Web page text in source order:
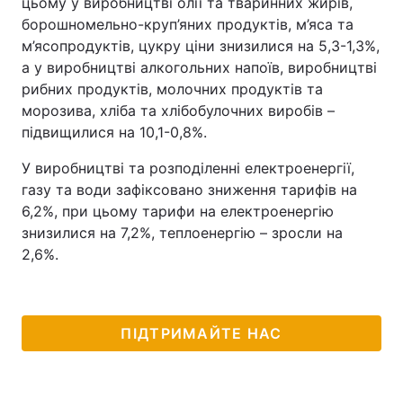
борошномельно-круп’яних продуктів, м’яса та
м’ясопродуктів, цукру ціни знизилися на 5,3-1,3%,
а у виробництві алкогольних напоїв, виробництві
рибних продуктів, молочних продуктів та
морозива, хліба та хлібобулочних виробів –
підвищилися на 10,1-0,8%.
У виробництві та розподіленні електроенергії,
газу та води зафіксовано зниження тарифів на
6,2%, при цьому тарифи на електроенергію
знизилися на 7,2%, теплоенергію – зросли на
2,6%.
ПІДТРИМАЙТЕ НАС